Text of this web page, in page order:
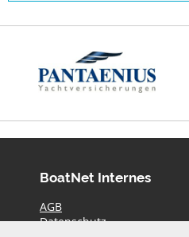
BoatNet Internes
AGB
Datenschutz